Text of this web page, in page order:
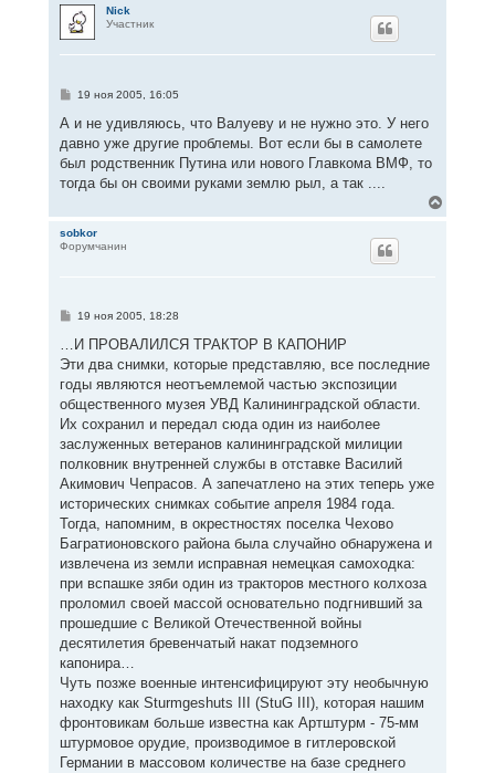
Nick
Участник
С
о
щ
е
и
19 ноя 2005, 16:05
А и не удивляюсь, что Валуеву и не нужно это. У него
давно уже другие проблемы. Вот если бы в самолете
был родственник Путина или нового Главкома ВМФ, то
тогда бы он своими руками землю рыл, а так ....
е
sobkor
Форумчанин
С
о
щ
е
н
и
е
19 ноя 2005, 18:28
…И ПРОВАЛИЛСЯ ТРАКТОР В КАПОНИР
Эти два снимки, которые представляю, все последние
годы являются неотъемлемой частью экспозиции
общественного музея УВД Калининградской области.
Их сохранил и передал сюда один из наиболее
заслуженных ветеранов калининградской милиции
полковник внутренней службы в отставке Василий
Акимович Чепрасов. А запечатлено на этих теперь уже
исторических снимках событие апреля 1984 года.
Тогда, напомним, в окрестностях поселка Чехово
Багратионовского района была случайно обнаружена и
извлечена из земли исправная немецкая самоходка:
при вспашке зяби один из тракторов местного колхоза
проломил своей массой основательно подгнивший за
прошедшие с Великой Отечественной войны
десятилетия бревенчатый накат подземного
капонира…
Чуть позже военные интенсифицируют эту необычную
находку как Sturmgeshuts III (StuG III), которая нашим
фронтовикам больше известна как Артштурм - 75-мм
штурмовое орудие, производимое в гитлеровской
Германии в массовом количестве на базе среднего